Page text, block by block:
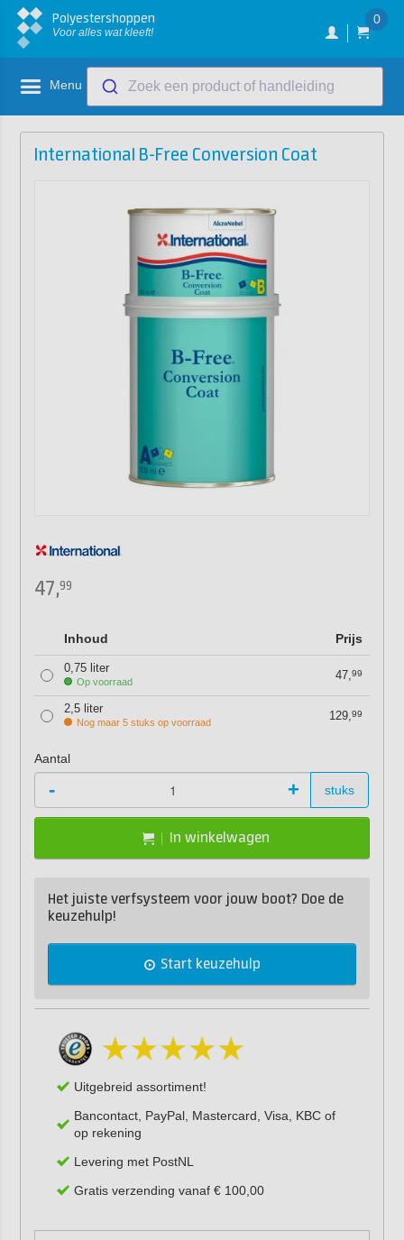
Polyestershoppen
Voor alles wat kleeft!
0
Menu Zoek een product of handleiding
International B-Free Conversion Coat
47,99
Inhoud Prijs
0,75 liter
Op voorraad 47,99
2,5 liter
Nog maar 5 stuks op voorraad 129,99
Aantal
- + stuks
In winkelwagen
Het juiste verfsysteem voor jouw boot? Doe de
keuzehulp!
Start keuzehulp
Uitgebreid assortiment!
Bancontact, PayPal, Mastercard, Visa, KBC of
op rekening
Levering met PostNL
Gratis verzending vanaf € 100,00